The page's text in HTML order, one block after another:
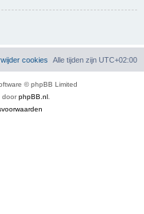
Alle tijden zijn UTC+02:00
cookies
© phpBB Limited
doorphpBB.nl